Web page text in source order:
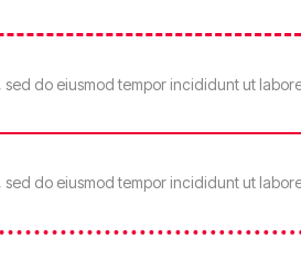
do eiusmod tempor incididunt ut
do eiusmod tempor incididunt ut